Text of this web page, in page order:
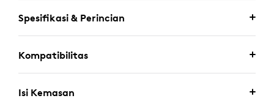
Spesifikasi & Perincian
Kompatibilitas
Isi Kemasan